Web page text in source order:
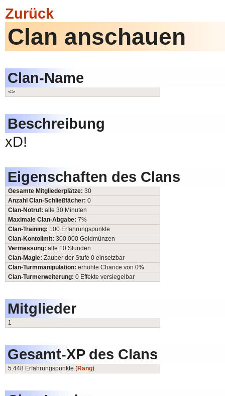
Zurück
Clan anschauen
Clan-Name
<>
Beschreibung
xD!
Eigenschaften des Clans
Gesamte Mitgliederplätze: 30
Anzahl Clan-Schließfächer: 0
Clan-Notruf: alle 30 Minuten
Maximale Clan-Abgabe: 7%
Clan-Training: 100 Erfahrungspunkte
Clan-Kontolimit: 300.000 Goldmünzen
Vermessung: alle 10 Stunden
Clan-Magie: Zauber der Stufe 0 einsetzbar
Clan-Turmmanipulation: erhöhte Chance von 0%
Clan-Turmerweiterung: 0 Effekte versiegelbar
Mitglieder
1
Gesamt-XP des Clans
5.448 Erfahrungspunkte (Rang)